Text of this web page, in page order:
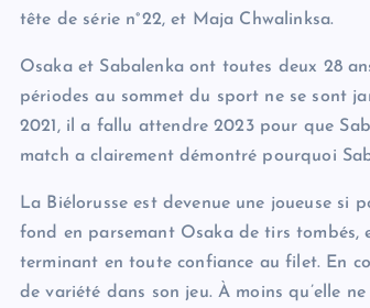
tête de série n°22, et Maja Chwalinksa.
Osaka et Sabalenka ont toutes deux 28
périodes au sommet du sport ne se sont
2021, il a fallu attendre 2023 pour que
match a clairement démontré pourquoi
La Biélorusse est devenue une joueuse
fond en parsemant Osaka de tirs tombés,
terminant en toute confiance au filet. En
de variété dans son jeu. À moins qu’elle